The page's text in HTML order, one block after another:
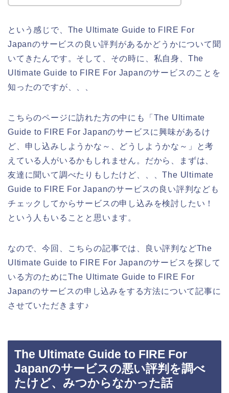
という感じで、The Ultimate Guide to FIRE For
Japanのサービスの良い評判があるかどうかについて聞
いてきたんです。そして、その時に、私自身、The
Ultimate Guide to FIRE For Japanのサービスのことを
知ったのですが、、、
こちらのページに訪れた方の中にも「The Ultimate
Guide to FIRE For Japanのサービスに興味があるけ
ど、申し込みしようかな～、どうしようかな～」と考
えている人がいるかもしれません。だから、まずは、
友達に聞いて調べたりもしたけど、、、The Ultimate
Guide to FIRE For Japanのサービスの良い評判なども
チェックしてからサービスの申し込みを検討したい！
という人もいることと思います。
なので、今回、こちらの記事では、良い評判などThe
Ultimate Guide to FIRE For Japanのサービスを探して
いる方のためにThe Ultimate Guide to FIRE For
Japanのサービスの申し込みをする方法について記事に
させていただきます♪
The Ultimate Guide to FIRE For
Japanのサービスの悪い評判を調べ
たけど、みつからなかった話